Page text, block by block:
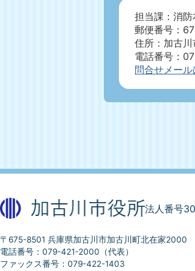
担当課：消
郵便番号：
住所：加古
電話番号：
問合せメール
法人番号
〒675-8501 兵庫県加古川市加古川町北在家2000
電話番号：079-421-2000（代表）
ファックス番号：079-422-1403